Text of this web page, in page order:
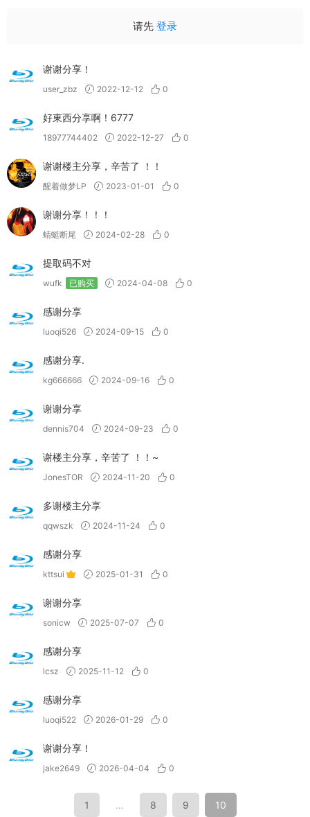
请先 登录
谢谢分享！
user_zbz 2022-12-12 0
好東西分享啊！6777
18977744402 2022-12-27 0
谢谢楼主分享，辛苦了 ！！
醒着做梦LP 2023-01-01 0
谢谢分享！！！
蜻蜓断尾 2024-02-28 0
提取码不对
wufk 已购买 2024-04-08 0
感谢分享
luoqi526 2024-09-15 0
感谢分享.
kg666666 2024-09-16 0
谢谢分享
dennis704 2024-09-23 0
谢楼主分享，辛苦了 ！！~
JonesTOR 2024-11-20 0
多谢楼主分享
qqwszk 2024-11-24 0
感谢分享
kttsui 2025-01-31 0
谢谢分享
sonicw 2025-07-07 0
感谢分享
lcsz 2025-11-12 0
感谢分享
luoqi522 2026-01-29 0
谢谢分享！
jake2649 2026-04-04 0
1 … 8 9 10